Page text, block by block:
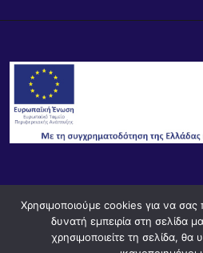
© Powered by
Χρησιμοποιούμε cookies για να
δυνατή εμπειρία στη σελίδα
χρησιμοποιείτε τη σελίδα,